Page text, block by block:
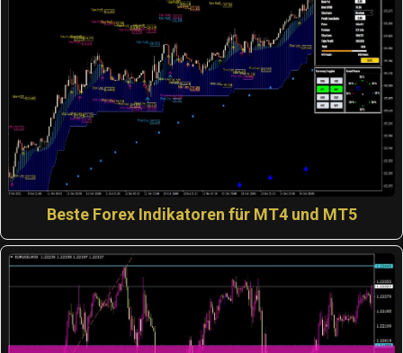
Beste Forex Indikatoren für MT4 und MT5